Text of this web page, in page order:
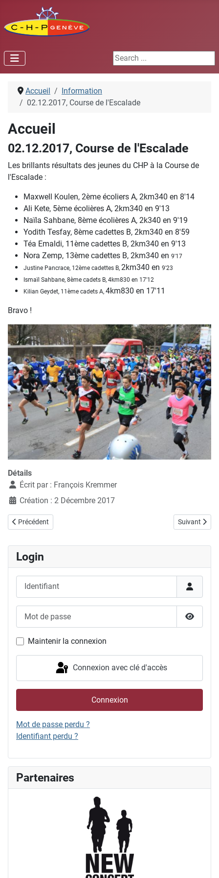
Search ...
Accueil
Information
02.12.2017, Course de l'Escalade
Accueil
02.12.2017, Course de l'Escalade
Les brillants résultats des jeunes du CHP à la Course de
l'Escalade :
Maxwell Koulen, 2ème écoliers A, 2km340 en 8'14
Ali Kete, 5ème écolières A, 2km340 en 9'13
Naïla Sahbane, 8ème écolières A, 2k340 en 9'19
Yodith Tesfay, 8ème cadettes B, 2km340 en 8'59
Téa Emaldi, 11ème cadettes B, 2km340 en 9'13
Nora Zemp, 13ème cadettes B, 2km340 en 9'17
Justine Pancrace, 12ème cadettes B, 2km340 en 9'23
Ismaïl Sahbane, 8ème cadets B, 4km830 en 17'12
Kilian Geydet, 11ème cadets A, 4km830 en 17'11
Bravo !
Détails
Écrit par : François Kremmer
Création : 2 Décembre 2017
Article précédent : 09.12.2017, La trotteuse à La Chaux-de-Fonds
Précédent Article
Suivant
Login
Identifiant
Afficher
Maintenir la connexion
Connexion avec clé d'accès
Connexion
Mot de passe perdu ?
Identifiant perdu ?
Partenaires